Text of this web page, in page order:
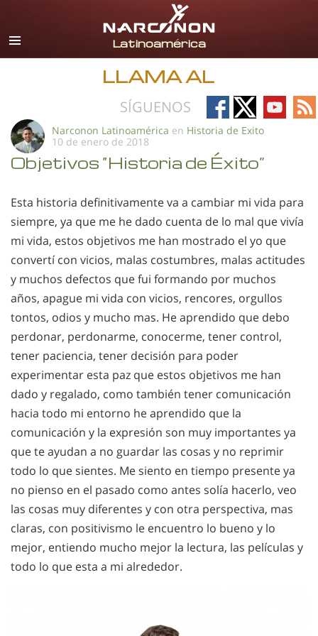
Español
Todas las Regiones/Idiomas
LLAMA AL
SÍGUENOS
Follow
on
Follow
on
Follow
on
on
Narconon Latinoamérica en Historia de Exito
10 de enero de 2018
Objetivos “Historia de Éxito”
Esta historia definitivamente va a cambiar mi vida para
siempre, ya que me he dado cuenta de lo mal que vivía
mi vida, estos objetivos me han mostrado el yo que
convertí con vicios, malas costumbres, malas actitudes
y muchos defectos que fui formando por muchos
años, apague mi vida con vicios, rencores, orgullos
tontos, odios y mucho mas. He aprendido que debo
perdonar, perdonarme, conocerme, tener control,
tener paciencia, tener decisión para poder
experimentar esta paz que estos objetivos me han
dado y regalado, como también tener comunicación
hacia todo mi entorno he aprendido que la
comunicación y la expresión son muy importantes ya
que te ayudan a no guardar las cosas y no reprimir
todo lo que sientes. Me siento en tiempo presente ya
no pienso en el pasado como antes solía hacerlo, veo
las cosas muy diferentes y con otra perspectiva, mas
claras, con positivismo le encuentro lo bueno y lo
mejor, entiendo mucho mejor la lectura, las películas y
todo lo que esta a mi alrededor.